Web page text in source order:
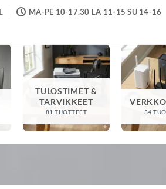
MA-PE 10-17.30 LA 11-15 SU 14-16
TULOSTIMET &
TARVIKKEET
81 TUOTTEET 34